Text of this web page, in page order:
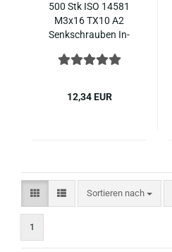
500 Stk ISO 14581
M3x16 TX10 A2
Senk­schrau­ben In­
stahl ~ DIN 965
12,34 EUR
Sortieren nach
Sortieren nach
1